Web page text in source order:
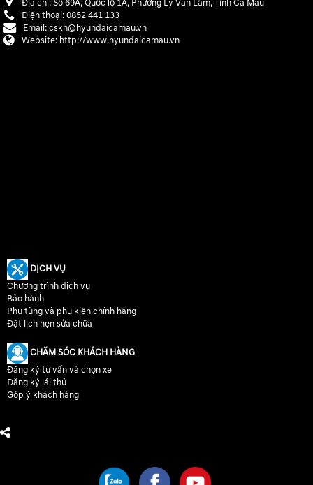
Địa chỉ:Số 69A, Quốc lộ 1A, Phường Lý Văn Lâm, Tỉnh Cà Mau
Điện thoại:0852 441 133
Email:cskh@hyundaicamau.vn
Website: http://www.hyundaicamau.vn
DỊCH VỤ
Chương trình dịch vụ
Bảo hành
Phụ tùng và phụ kiện chính hãng
Đặt lịch hẹn sửa chữa
CHĂM SÓC KHÁCH HÀNG
Đăng ký tư vấn và chọn xe
Đăng ký lái thử
Góp ý khách hàng